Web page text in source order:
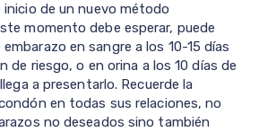
de un nuevo método
momento debe esperar, puede
en sangre a los 10-15 días
de riesgo, o en orina a los 10 días de
a presentarlo. Recuerde la
en todas sus relaciones, no
no deseados sino también